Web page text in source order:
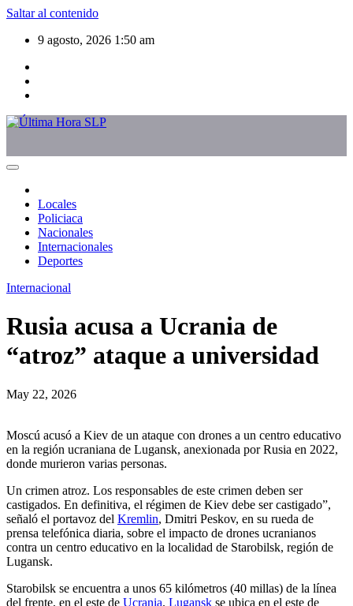
Saltar al contenido
9 agosto, 2026 1:50 am
Locales
Policiaca
Nacionales
Internacionales
Deportes
Internacional
Rusia acusa a Ucrania de
“atroz” ataque a universidad
May 22, 2026
Moscú acusó a Kiev de un ataque con drones a un centro educativo
en la región ucraniana de Lugansk, anexionada por Rusia en 2022,
donde murieron varias personas.
Un crimen atroz. Los responsables de este crimen deben ser
castigados. En definitiva, el régimen de Kiev debe ser castigado”,
señaló el portavoz del Kremlin, Dmitri Peskov, en su rueda de
prensa telefónica diaria, sobre el impacto de drones ucranianos
contra un centro educativo en la localidad de Starobilsk, región de
Lugansk.
Starobilsk se encuentra a unos 65 kilómetros (40 millas) de la línea
del frente, en el este de Ucrania. Lugansk se ubica en el este de